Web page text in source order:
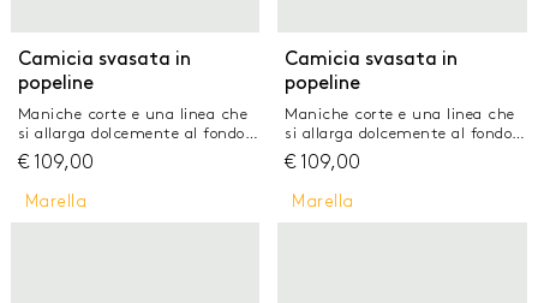
Camicia svasata in
popeline
Maniche corte e una linea che
si allarga dolcemente al fondo:
la camicia estiva in popeline è
un vero passe partout per le
tue giornate. Completa il look
con il pantalone preferito o la
€ 109,00
Camicia svasata in
popeline
Maniche corte e una linea che
si allarga dolcemente al fondo:
la camicia estiva in popeline è
un vero passe partout per le
tue giornate. Completa il look
con il pantalone preferito o la
€ 109,00
Marella Marella